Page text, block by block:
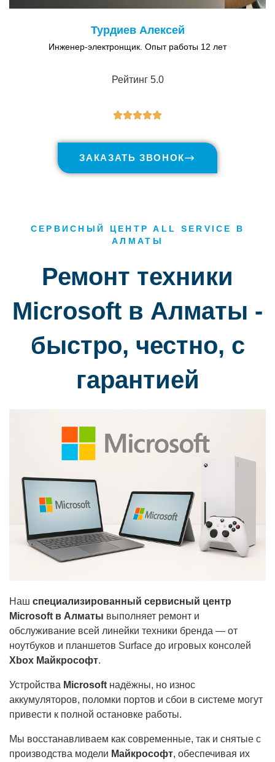
Турдиев Алексей
Инженер-электронщик. Опыт работы 12 лет
Рейтинг 5.0
ЗАКАЗАТЬ ЗВОНОК
СЕРВИСНЫЙ ЦЕНТР ALL SERVICE В
АЛМАТЫ
Ремонт техники
Microsoft в Алматы -
быстро, честно, с
гарантией
Наш специализированный сервисный центр
Microsoft в Алматы выполняет ремонт и
обслуживание всей линейки техники бренда — от
ноутбуков и планшетов Surface до игровых консолей
Xbox Майкрософт.
Устройства Microsoft надёжны, но износ
аккумуляторов, поломки портов и сбои в системе могут
привести к полной остановке работы.
Мы восстанавливаем как современные, так и снятые с
производства модели Майкрософт, обеспечивая их